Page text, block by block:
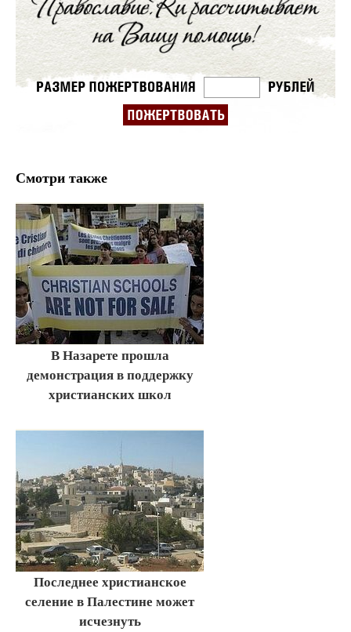
Смотри также
В Назарете прошла
демонстрация в поддержку
христианских школ
Последнее христианское
селение в Палестине может
исчезнуть